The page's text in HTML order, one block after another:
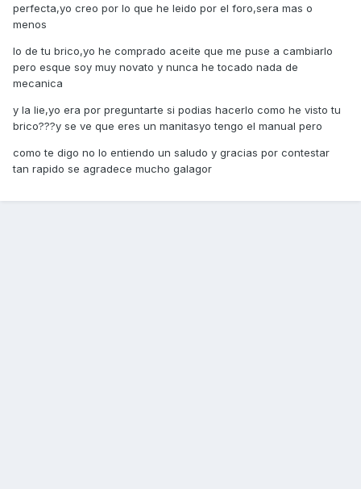
perfecta,yo creo por lo que he leido por el foro,sera mas o
menos
lo de tu brico,yo he comprado aceite que me puse a cambiarlo
pero esque soy muy novato y nunca he tocado nada de
mecanica
y la lie,yo era por preguntarte si podias hacerlo como he visto tu
brico???y se ve que eres un manitasyo tengo el manual pero
como te digo no lo entiendo un saludo y gracias por contestar
tan rapido se agradece mucho galagor